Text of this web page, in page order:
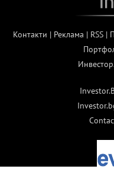
Контакти | Реклама | RSS|